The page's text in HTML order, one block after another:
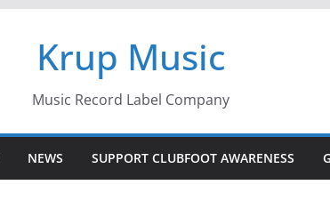
Krup Music
Music Record Label Company
NEWS SUPPORT CLUBFOOT AWARENESS